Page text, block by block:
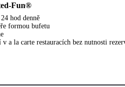
Fun®
hod denně
formou bufetu
v a la carte restauracích bez nutnosti